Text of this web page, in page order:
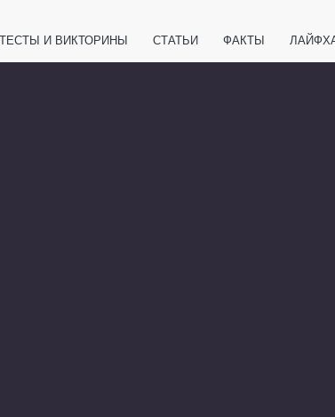
ТЕСТЫ И ВИКТОРИНЫ СТАТЬИ ФАКТЫ